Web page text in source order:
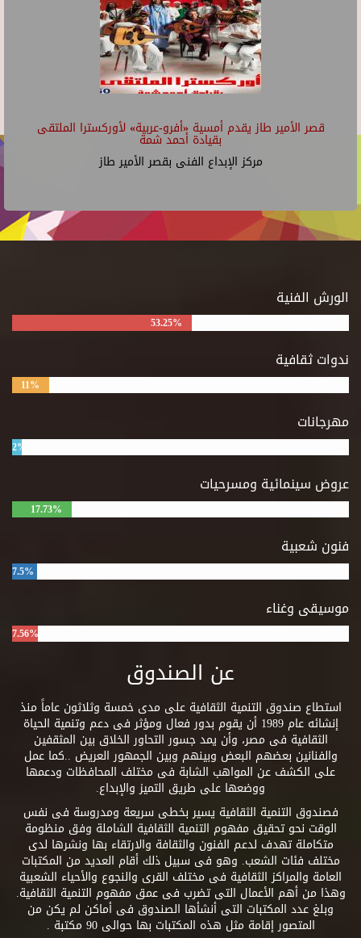
قصر الأمير طاز يقدم أمسية «أفرو-عربية» لأوركسترا الملتقى
بقيادة أحمد شمة
مركز الإبداع الفنى بقصر الأمير طاز
الورش الفنية
53.25%
ندوات ثقافية
11%
مهرجانات
2%
عروض سينمائية ومسرحيات
17.73%
فنون شعبية
7.5%
موسيقى وغناء
7.56%
عن الصندوق
استطاع صندوق التنمية الثقافية على مدى خمسة وثلاثون عاماً منذ
إنشائه عام 1989 أن يقوم بدور فعال ومؤثر فى دعم وتنمية الحياة
الثقافية فى مصر، وأن يمد جسور التحاور الخلاق بين المثقفين
والفنانين بعضهم البعض وبينهم وبين الجمهور العريض ..كما عمل
على الكشف عن المواهب الشابة فى مختلف المحافظات ودعمها
ووضعها على طريق التميز والإبداع.
فصندوق التنمية الثقافية يسير بخطى سريعة ومدروسة فى نفس
الوقت نحو تحقيق مفهوم التنمية الثقافية الشاملة وفق منظومة
متكاملة تهدف لدعم الفنون والثقافة والارتقاء بها ونشرها لدى
مختلف فئات الشعب. وهو فى سبيل ذلك أقام العديد من المكتبات
العامة والمراكز الثقافية فى مختلف القرى والنجوع والأحياء الشعبية
وهذا من أهم الأعمال التى تضرب فى عمق مفهوم التنمية الثقافية.
وبلغ عدد المكتبات التى أنشأها الصندوق فى أماكن لم يكن من
المتصور إقامة مثل هذه المكتبات بها حوالى 90 مكتبة .